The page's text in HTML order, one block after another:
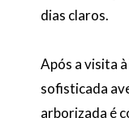
dias claros.
Após a visita
sofisticada
arborizada é